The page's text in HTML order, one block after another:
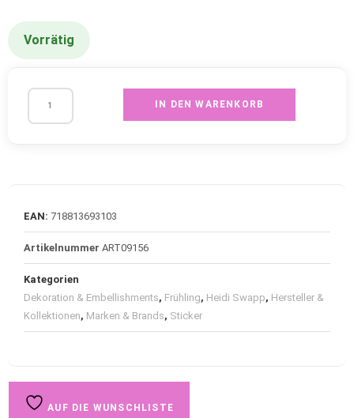
Vorrätig
IN DEN WARENKORB
EAN: 718813693103
Artikelnummer ART09156
Kategorien
Dekoration & Embellishments, Frühling, Heidi Swapp, Hersteller &
Kollektionen, Marken & Brands, Sticker
AUF DIE WUNSCHLISTE